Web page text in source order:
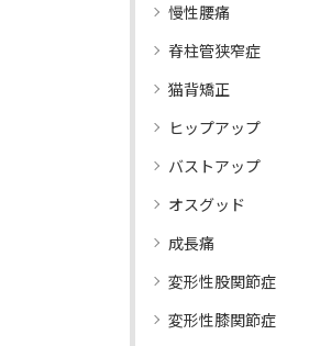
慢性腰痛
脊柱管狭窄症
猫背矯正
ヒップアップ
バストアップ
オスグッド
成長痛
変形性股関節症
変形性膝関節症